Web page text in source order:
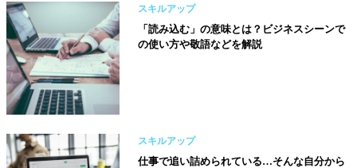
スキルアップ
「読み込む」の意味とは？ビジネスシーンで
の使い方や敬語などを解説
スキルアップ
仕事で追い詰められている…そんな自分から